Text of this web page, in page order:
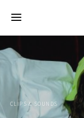
CLIPS & SOUNDS